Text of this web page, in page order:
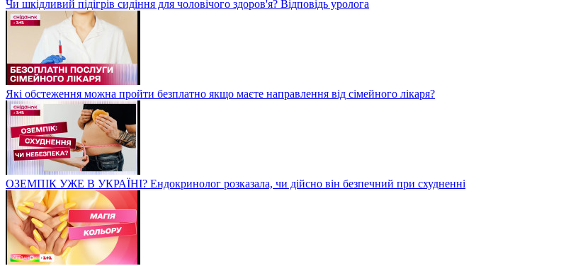
Чи шкідливий підігрів сидіння для чоловічого здоров'я? Відповідь уролога
Які обстеження можна пройти безплатно якщо маєте направлення від сімейного лікаря?
ОЗЕМПІК УЖЕ В УКРАЇНІ? Ендокринолог розказала, чи дійсно він безпечний при схудненні